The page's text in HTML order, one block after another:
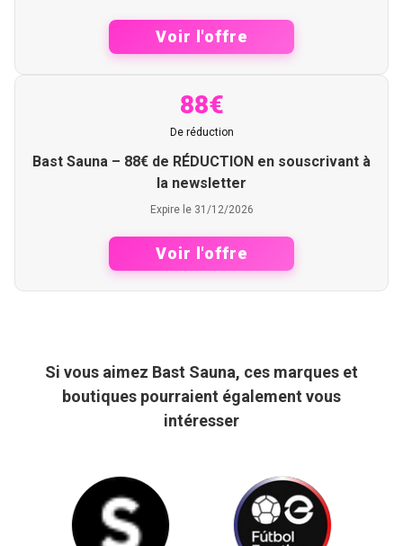
Voir l'offre
88€
De réduction
Bast Sauna – 88€ de RÉDUCTION en souscrivant à
la newsletter
Expire le 31/12/2026
Voir l'offre
Si vous aimez Bast Sauna, ces marques et
boutiques pourraient également vous
intéresser